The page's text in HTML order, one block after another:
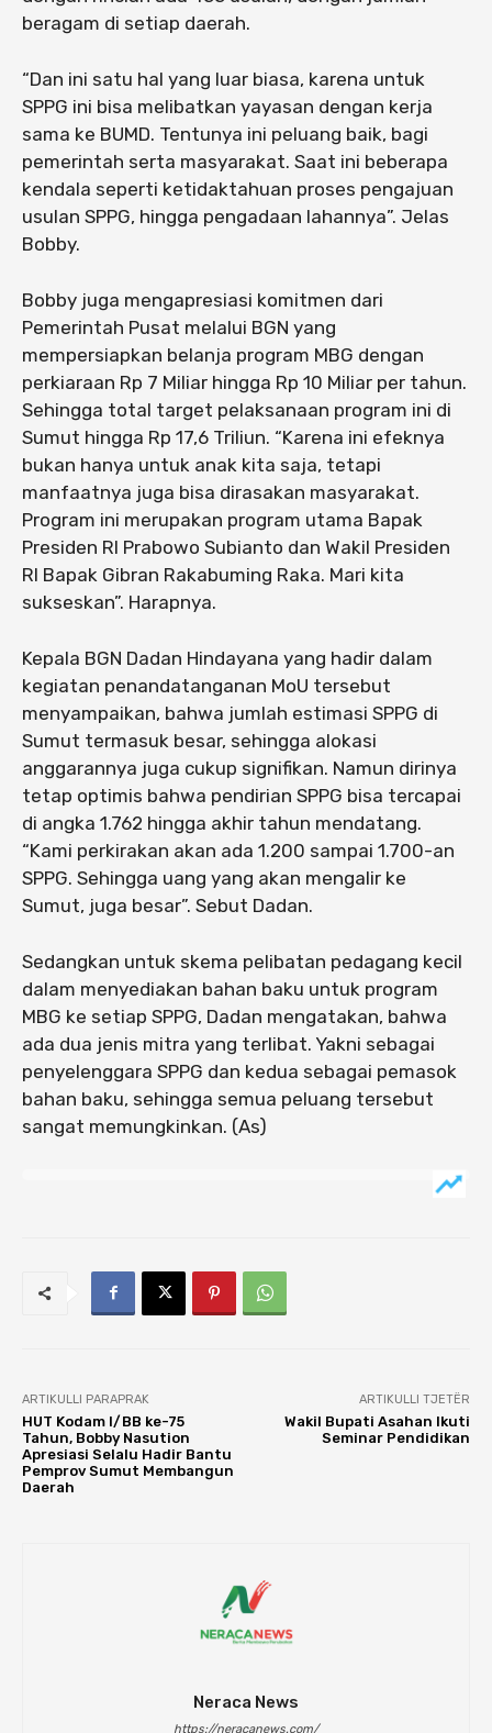
beragam di setiap daerah.
“Dan ini satu hal yang luar biasa, karena untuk
SPPG ini bisa melibatkan yayasan dengan kerja
sama ke BUMD. Tentunya ini peluang baik, bagi
pemerintah serta masyarakat. Saat ini beberapa
kendala seperti ketidaktahuan proses pengajuan
usulan SPPG, hingga pengadaan lahannya”. Jelas
Bobby.
Bobby juga mengapresiasi komitmen dari
Pemerintah Pusat melalui BGN yang
mempersiapkan belanja program MBG dengan
perkiaraan Rp 7 Miliar hingga Rp 10 Miliar per tahun.
Sehingga total target pelaksanaan program ini di
Sumut hingga Rp 17,6 Triliun. “Karena ini efeknya
bukan hanya untuk anak kita saja, tetapi
manfaatnya juga bisa dirasakan masyarakat.
Program ini merupakan program utama Bapak
Presiden RI Prabowo Subianto dan Wakil Presiden
RI Bapak Gibran Rakabuming Raka. Mari kita
sukseskan”. Harapnya.
Kepala BGN Dadan Hindayana yang hadir dalam
kegiatan penandatanganan MoU tersebut
menyampaikan, bahwa jumlah estimasi SPPG di
Sumut termasuk besar, sehingga alokasi
anggarannya juga cukup signifikan. Namun dirinya
tetap optimis bahwa pendirian SPPG bisa tercapai
di angka 1.762 hingga akhir tahun mendatang.
“Kami perkirakan akan ada 1.200 sampai 1.700-an
SPPG. Sehingga uang yang akan mengalir ke
Sumut, juga besar”. Sebut Dadan.
Sedangkan untuk skema pelibatan pedagang kecil
dalam menyediakan bahan baku untuk program
MBG ke setiap SPPG, Dadan mengatakan, bahwa
ada dua jenis mitra yang terlibat. Yakni sebagai
penyelenggara SPPG dan kedua sebagai pemasok
bahan baku, sehingga semua peluang tersebut
sangat memungkinkan. (As)
ARTIKULLI PARAPRAK
HUT Kodam I/BB ke-75
Tahun, Bobby Nasution
Apresiasi Selalu Hadir Bantu
Pemprov Sumut Membangun
Daerah
ARTIKULLI TJETËR
Wakil Bupati Asahan Ikuti
Seminar Pendidikan
Neraca News
https://neracanews.com/